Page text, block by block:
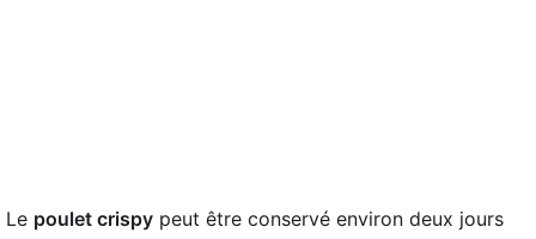
Le poulet crispy peut être conservé environ deux jours